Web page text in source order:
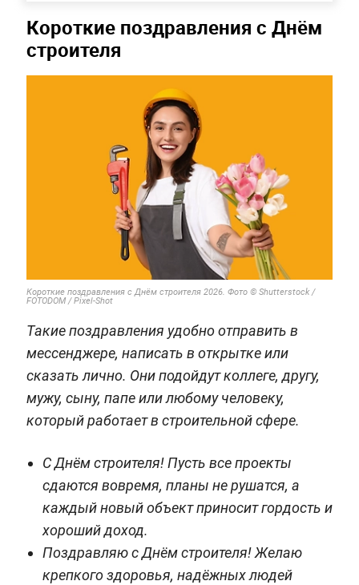
Короткие поздравления с Днём
строителя
Короткие поздравления с Днём строителя 2026. Фото © Shutterstock /
FOTODOM / Pixel-Shot
Такие поздравления удобно отправить в
мессенджере, написать в открытке или
сказать лично. Они подойдут коллеге, другу,
мужу, сыну, папе или любому человеку,
который работает в строительной сфере.
С Днём строителя! Пусть все проекты
сдаются вовремя, планы не рушатся, а
каждый новый объект приносит гордость и
хороший доход.
Поздравляю с Днём строителя! Желаю
крепкого здоровья, надёжных людей